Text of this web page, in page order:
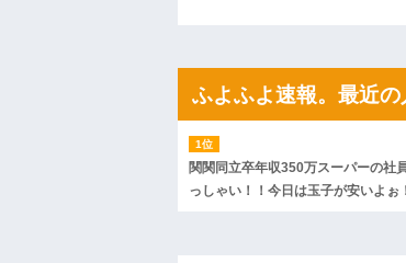
【ネット騒然】惨殺されたタ
【愕然】白のクラウン俺氏、
wwwwwwwwwwww
百年の恋12-899 食べた量を
【悲報】佐藤輝明・・・２
ふよふよ速報。最近
関関同立卒年収350万スーパーの社
っしゃい！！今日は玉子が安いよぉ